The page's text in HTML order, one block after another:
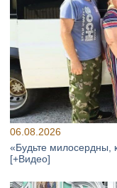
06.08.2026
«Будьте милосердны,
[+Видео]